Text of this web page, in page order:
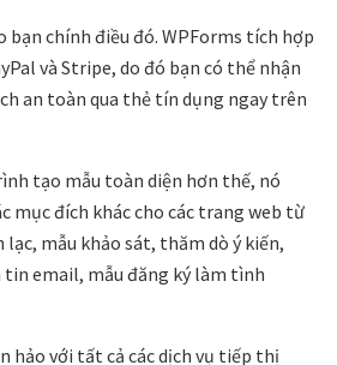
bạn chính điều đó. WPForms tích hợp
và Stripe, do đó bạn có thể nhận
an toàn qua thẻ tín dụng ngay trên
tạo mẫu toàn diện hơn thế, nó
mục đích khác cho các trang web từ
mẫu khảo sát, thăm dò ý kiến,
tin email, mẫu đăng ký làm tình
hảo với tất cả các dịch vụ tiếp thị